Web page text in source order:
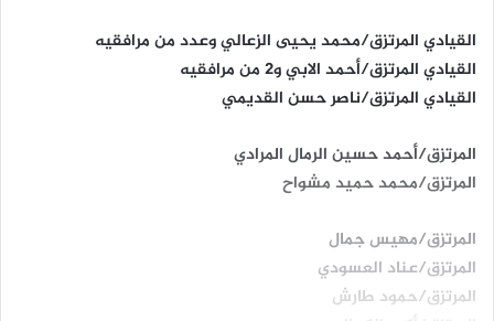
القيادي المرتزق/محمد يحيى الزعالي وعدد من مرافقيه
القيادي المرتزق/أحمد الابي و2 من مرافقيه
القيادي المرتزق/ناصر حسن القديمي
المرتزق/أحمد حسين الرمال المرادي
المرتزق/محمد حميد مشواح
المرتزق/مهيس جمال
المرتزق/عناد العسودي
المرتزق/حمود طارش